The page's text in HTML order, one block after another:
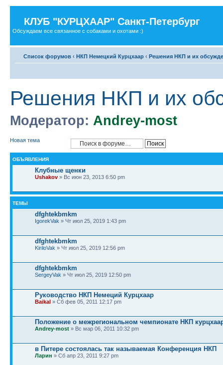
КЛУБ "КУРЦХААР" Санкт-Петербург
Обсуждаем все связанное с собаками и охотами :)
Список форумов ‹ НКП Немецкий Курцхаар ‹ Решения НКП и их
Решения НКП и их
Модератор: Andrey-most
Новая тема
ОБЪЯВЛЕНИЯ
Клубные щенки
Ushakov » Вс июн 23, 2013 6:50 pm
ТЕМЫ
dfghtekbmkm
IgorekVak » Чт июл 25, 2019 1:43 pm
dfghtekbmkm
KiriloVak » Чт июл 25, 2019 12:56 pm
dfghtekbmkm
SergeyVak » Чт июл 25, 2019 12:50 pm
Руководство НКП Немеций Курцхаар
Baikal » Сб фев 05, 2011 12:17 pm
Положение о межрегиональном чемпионате НКП
Andrey-most » Вс мар 06, 2011 10:32 pm
в Питере состоялась так называемая Конференция НКП
Ларин » Сб апр 23, 2011 9:27 pm